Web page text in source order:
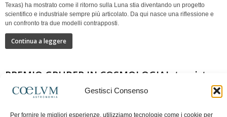
Gestisci Consenso
Per fornire le migliori esperienze, utilizziamo tecnologie come i cookie per
Texas) ha mostrato come il ritorno sulla Luna stia diventando un progetto
scientifico e industriale sempre più articolato. Da qui nasce una riflessione e
un confronto tra due modelli contrapposti.
Continua a leggere
PREMIO GRUBER IN COSMOLOGIAIntervista a
Nazzareno Mandolesi